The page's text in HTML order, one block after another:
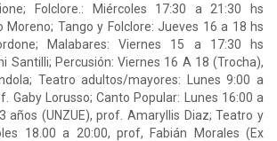
Folclore.: Miércoles 17:30 a 21:30 hs
Moreno; Tango y Folclore: Jueves 16 a 18 hs
Malabares: Viernes 15 a 17:30 hs
Santilli; Percusión: Viernes 16 A 18 (Trocha),
Teatro adultos/mayores: Lunes 9:00 a
Gaby Lorusso; Canto Popular: Lunes 16:00 a
años (UNZUE), prof. Amaryllis Diaz; Teatro y
18.00 a 20:00, prof, Fabián Morales (Ex